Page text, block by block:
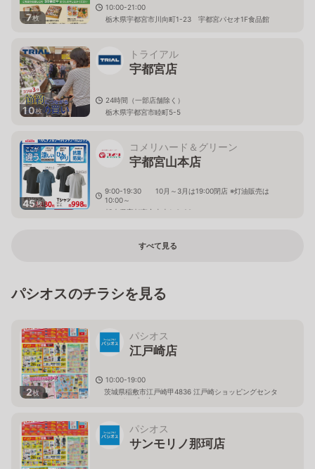
7枚
10:00-21:00
栃木県宇都宮市川向町1-23 宇都宮パセオ1F食品館
10枚
トライアル
宇都宮店
24時間（一部店舗除く）
栃木県宇都宮市睦町5-5
45枚
コメリハード＆グリーン
宇都宮山本店
9:00-19:30 10月～3月は19:00閉店 ※灯油販売は
10:00～
栃木県宇都宮市山本1-3-28
すべて見る
パシオスのチラシを見る
2枚
パシオス
江戸崎店
10:00-19:00
茨城県稲敷市江戸崎甲4836 江戸崎ショッピングセンタ
ー（パンプ）内
パシオス
サンモリノ那珂店